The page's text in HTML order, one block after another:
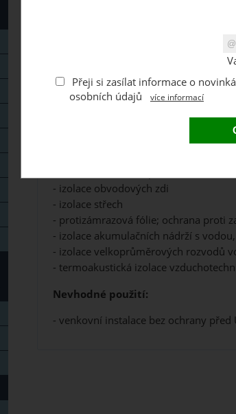
Použití jako podložka -
Použití:
- plošná izolace betonových podlah
- izolace obvodových zdi
- izolace střech
- protizámrazová fólie; ochrana proti
- izolace akumulačních nádrží s
- izolace velkoprůměrových rozvodů
- termoakustická izolace
Nevhodné použití:
- venkovní instalace bez ochrany před
Přeji si zasílat informace o
osobních údajů
více informací